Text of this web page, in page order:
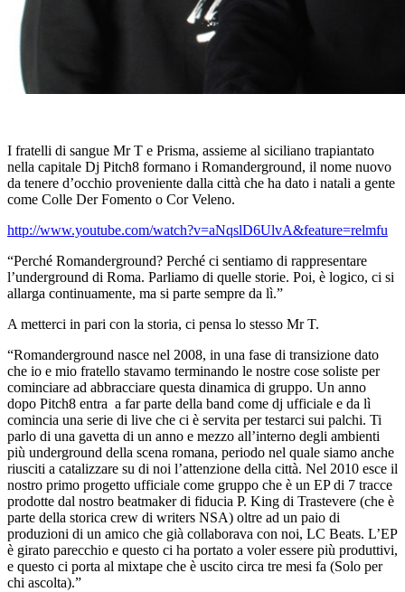
I fratelli di sangue Mr T e Prisma, assieme al siciliano trapiantato
nella capitale Dj Pitch8 formano i Romanderground, il nome nuovo
da tenere d’occhio proveniente dalla città che ha dato i natali a gente
come Colle Der Fomento o Cor Veleno.
http://www.youtube.com/watch?v=aNqslD6UlvA&feature=relmfu
“Perché Romanderground? Perché ci sentiamo di rappresentare
l’underground di Roma. Parliamo di quelle storie. Poi, è logico, ci si
allarga continuamente, ma si parte sempre da lì.”
A metterci in pari con la storia, ci pensa lo stesso Mr T.
“Romanderground nasce nel 2008, in una fase di transizione dato
che io e mio fratello stavamo terminando le nostre cose soliste per
cominciare ad abbracciare questa dinamica di gruppo. Un anno
dopo Pitch8 entra a far parte della band come dj ufficiale e da lì
comincia una serie di live che ci è servita per testarci sui palchi. Ti
parlo di una gavetta di un anno e mezzo all’interno degli ambienti
più underground della scena romana, periodo nel quale siamo anche
riusciti a catalizzare su di noi l’attenzione della città. Nel 2010 esce il
nostro primo progetto ufficiale come gruppo che è un EP di 7 tracce
prodotte dal nostro beatmaker di fiducia P. King di Trastevere (che è
parte della storica crew di writers NSA) oltre ad un paio di
produzioni di un amico che già collaborava con noi, LC Beats. L’EP
è girato parecchio e questo ci ha portato a voler essere più produttivi,
e questo ci porta al mixtape che è uscito circa tre mesi fa (Solo per
chi ascolta).”